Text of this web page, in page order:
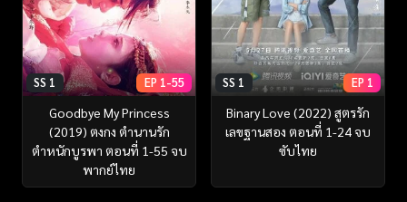
SS 1 EP 1-55
Goodbye My Princess
(2019) ตงกง ตำนานรัก
ตำหนักบูรพา ตอนที่ 1-55 จบ
พากย์ไทย
SS 1 EP 1
Binary Love (2022) สูตรรัก
เลขฐานสอง ตอนที่ 1-24 จบ
ซับไทย